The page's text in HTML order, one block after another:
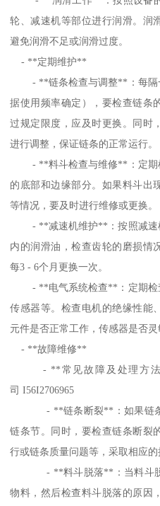
轮、减速机等部位进行润滑。润
避免润滑不足或润滑过度。
- **定期维护**
- **链条检查与调整**：每隔
据使用频率确定），要检查链条
过规定限度，应及时更换。同时
进行调整，保证链条的正常运行。
- **料斗检查与维修**：定期
的底部和边缘部分。如果料斗出
等情况，要及时进行维修或更换。
- **减速机维护**：按照减速
内的润滑油，检查齿轮的磨损情
每3 - 6个月更换一次。
- **电气系统检查**：定期检查
传感器等。检查电机的绝缘性能
元件是否正常工作，传感器是否灵
- **故障维修**
- **常见故障及处理方法
司 I56I2706965
- **链条断裂**：如果链条
链条节。同时，要检查链条断裂
行或链条质量问题等，采取相应的
- **料斗脱落**：当料斗脱
物料，然后检查料斗脱落的原因